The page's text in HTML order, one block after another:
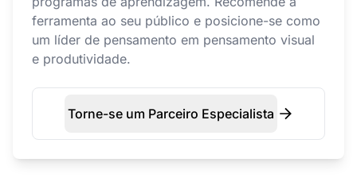
ferramenta ao seu público e posicione-se como
um líder de pensamento em pensamento visual
e produtividade.
Torne-se um Parceiro Especialista